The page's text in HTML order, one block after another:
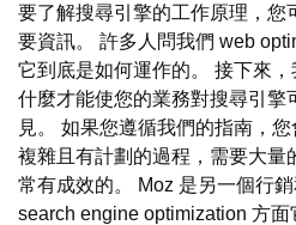
要了解搜尋引擎的工作原理，您
要資訊。 許多人問我們 web
它到底是如何運作的。 接下來
什麼才能使您的業務對搜尋引擎
見。 如果您遵循我們的指南，
複雜且有計劃的過程，需要大量
常有成效的。 Moz 是另一個行
search engine optimization 方